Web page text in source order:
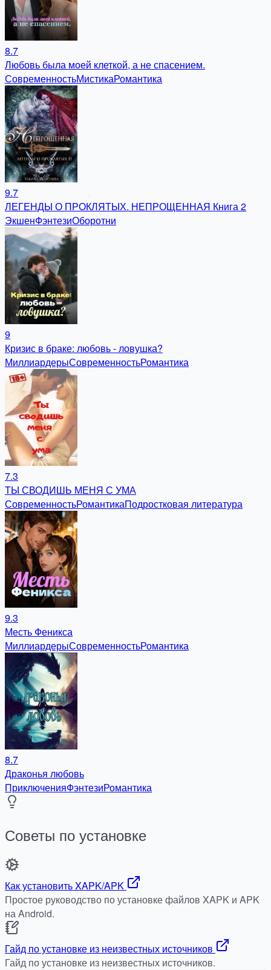
8.7
Любовь была моей клеткой, а не спасением.
СовременностьМистикаРомантика
9.7
ЛЕГЕНДЫ О ПРОКЛЯТЫХ. НЕПРОЩЕННАЯ Книга 2
ЭкшенФэнтезиОборотни
9
Кризис в браке: любовь - ловушка?
МиллиардерыСовременностьРомантика
7.3
ТЫ СВОДИШЬ МЕНЯ С УМА
СовременностьРомантикаПодростковая литература
9.3
Месть Феникса
МиллиардерыСовременностьРомантика
8.7
Драконья любовь
ПриключенияФэнтезиРомантика
Советы по установке
Как установить XAPK/APK
Простое руководство по установке файлов XAPK и APK
на Android.
Гайд по установке из неизвестных источников
Гайд по установке из неизвестных источников.